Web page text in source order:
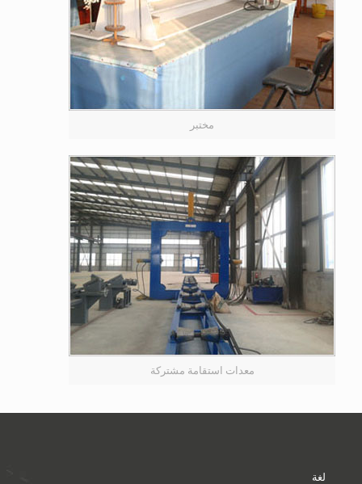
مختبر
معدات استقامة مشتركة
لغة